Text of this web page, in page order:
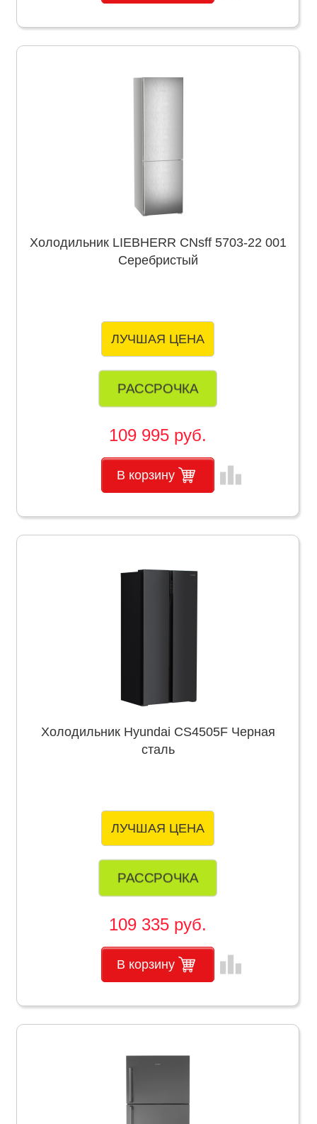
Холодильник LIEBHERR CNsff 5703-22 001
Серебристый
ЛУЧШАЯ ЦЕНА
РАССРОЧКА
109 995 руб.
В корзину leaderboard
Холодильник Hyundai CS4505F Черная
сталь
ЛУЧШАЯ ЦЕНА
РАССРОЧКА
109 335 руб.
В корзину leaderboard